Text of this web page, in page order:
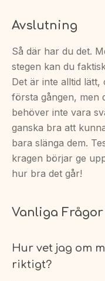
Avslutning
Så där har du det.
stegen kan du
Det är inte alltid
första gången, men
behöver inte vara
ganska bra att
bara slänga dem.
kragen börjar ge
hur bra det går!
Vanliga
Hur vet jag om
riktigt?